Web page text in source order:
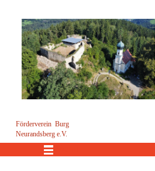
Förderverein Burg
Neurandsberg e.V.